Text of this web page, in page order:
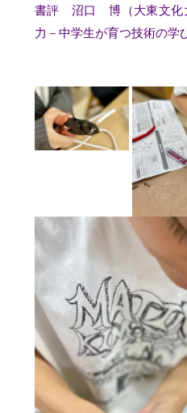
書評 沼口 博（大東文化
力－中学生が育つ技術の学